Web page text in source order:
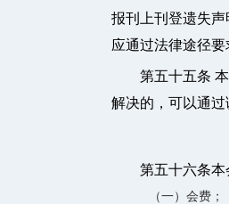
报刊上刊登遗失
应通过法律途径要
第五十五条
解决的，可以通
第五十六条
（一）会费；